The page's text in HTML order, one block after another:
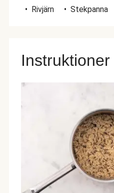
• Rivjärn • Stekpanna
Instruktioner